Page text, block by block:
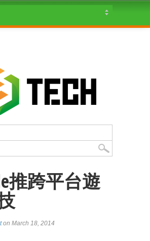
推跨平台遊
on March 18, 2014